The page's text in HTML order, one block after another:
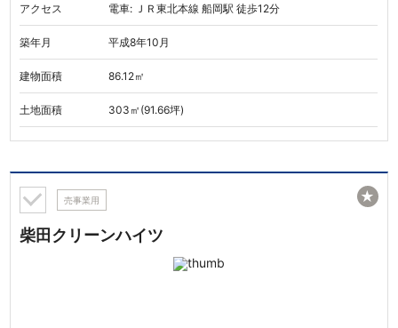
アクセス
電車: ＪＲ東北本線 船岡駅 徒歩12分
築年月 平成8年10月
建物面積 86.12㎡
土地面積 303㎡(91.66坪)
売事業用
柴田クリーンハイツ
★